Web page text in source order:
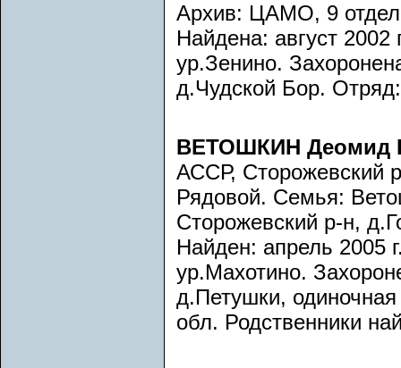
Архив: ЦАМО, 9
Найдена: август 2002
ур.Зенино.
д.Чудской Бор.
ВЕТОШКИН Деомид
АССР, Сторожевский
Рядовой. Семья:
Сторожевский р-н,
Найден: апрель 2005
ур.Махотино.
д.Петушки,
обл. Родственники